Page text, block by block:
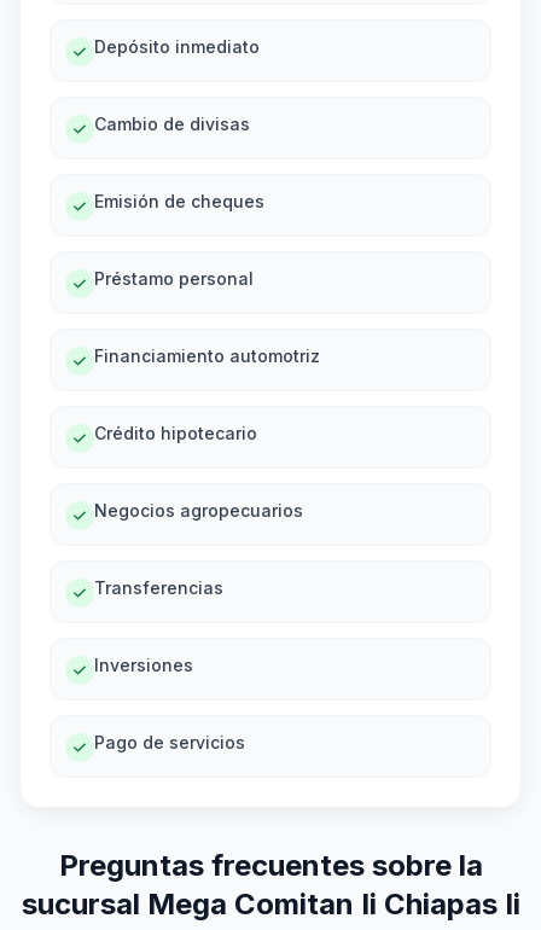
Depósito inmediato
Cambio de divisas
Emisión de cheques
Préstamo personal
Financiamiento automotriz
Crédito hipotecario
Negocios agropecuarios
Transferencias
Inversiones
Pago de servicios
Preguntas frecuentes sobre la
sucursal Mega Comitan Ii Chiapas Ii